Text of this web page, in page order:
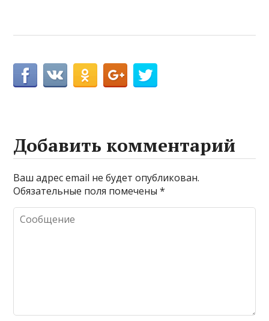
Добавить комментарий
Ваш адрес email не будет опубликован.
Обязательные поля помечены*